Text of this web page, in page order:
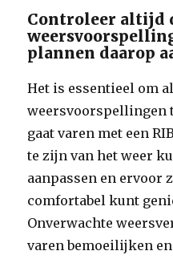
Controleer altijd
plannen daarop
Het is essentieel om
weersvoorspellingen
gaat varen met een
te zijn van het weer
aanpassen en ervoor
comfortabel kunt
Onverwachte
varen bemoeilijken